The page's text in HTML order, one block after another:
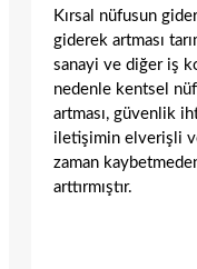
Kırsal nüfusun
giderek artması
sanayi ve diğer iş
nedenle kentsel
artması, güvenlik
iletişimin elverişli
zaman
arttırmıştır.